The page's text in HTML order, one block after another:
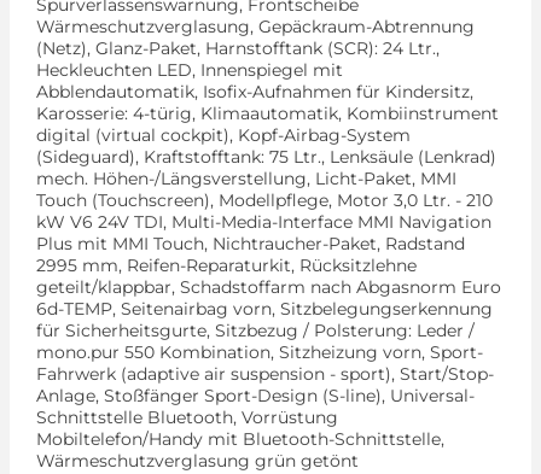
Spurverlassenswarnung, Frontscheibe
Wärmeschutzverglasung, Gepäckraum-Abtrennung
(Netz), Glanz-Paket, Harnstofftank (SCR): 24 Ltr.,
Heckleuchten LED, Innenspiegel mit
Abblendautomatik, Isofix-Aufnahmen für Kindersitz,
Karosserie: 4-türig, Klimaautomatik, Kombiinstrument
digital (virtual cockpit), Kopf-Airbag-System
(Sideguard), Kraftstofftank: 75 Ltr., Lenksäule (Lenkrad)
mech. Höhen-/Längsverstellung, Licht-Paket, MMI
Touch (Touchscreen), Modellpflege, Motor 3,0 Ltr. - 210
kW V6 24V TDI, Multi-Media-Interface MMI Navigation
Plus mit MMI Touch, Nichtraucher-Paket, Radstand
2995 mm, Reifen-Reparaturkit, Rücksitzlehne
geteilt/klappbar, Schadstoffarm nach Abgasnorm Euro
6d-TEMP, Seitenairbag vorn, Sitzbelegungserkennung
für Sicherheitsgurte, Sitzbezug / Polsterung: Leder /
mono.pur 550 Kombination, Sitzheizung vorn, Sport-
Fahrwerk (adaptive air suspension - sport), Start/Stop-
Anlage, Stoßfänger Sport-Design (S-line), Universal-
Schnittstelle Bluetooth, Vorrüstung
Mobiltelefon/Handy mit Bluetooth-Schnittstelle,
Wärmeschutzverglasung grün getönt